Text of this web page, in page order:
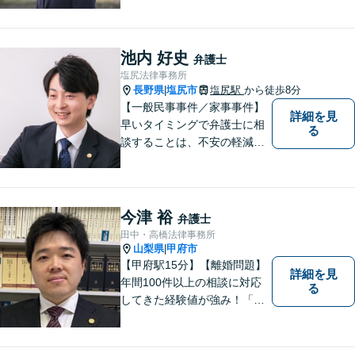
池内 好史 弁護士
塩尻法律事務所
長野県|塩尻市 塩尻駅 から徒歩8分
【一般民事事件／家事事件】
早いタイミングで弁護士に相
談することは、不安の軽減、
さい。
詳細を見
る
今津 裕 弁護士
田中・高橋法律事務所
山梨県|甲府市
【甲府駅15分】【離婚問題】
年間100件以上の相談に対応
してきた経験値が強み！「離
ちしています【相続】遺言書
詳細を見
る